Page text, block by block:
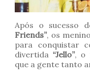
Após o sucesso
Friends”, os
para conquistar
divertida “Jello”, o
que a gente tanto